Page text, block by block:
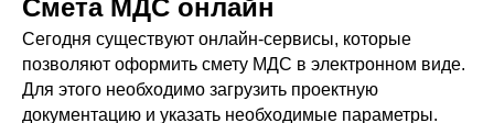
Смета МДС онлайн
Сегодня существуют онлайн-сервисы, которые
позволяют оформить смету МДС в электронном виде.
Для этого необходимо загрузить проектную
документацию и указать необходимые параметры.